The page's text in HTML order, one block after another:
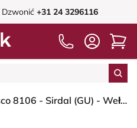
Dzwonić +31 24 3296116
HÅG Capisco 8106 - Sirdal (GU) - Wełna - SRD320 - Ochre - Moss Grey - 200 mm (seat height 46-64cm) - Hard castors for soft floors